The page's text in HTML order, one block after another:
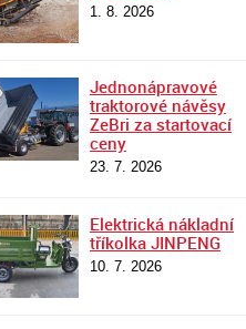
1. 8. 2026
Jednonápravové
traktorové návěsy
ZeBri za startovací
ceny
23. 7. 2026
Elektrická nákladní
tříkolka JINPENG
10. 7. 2026